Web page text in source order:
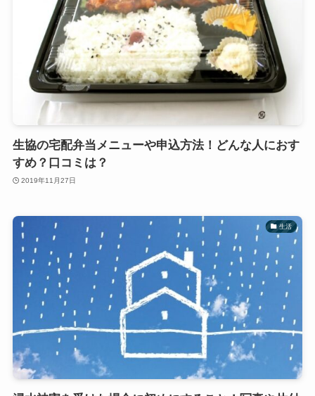
生協の宅配弁当メニューや申込方法！どんな人におす
すめ？口コミは？
2019年11月27日
生活